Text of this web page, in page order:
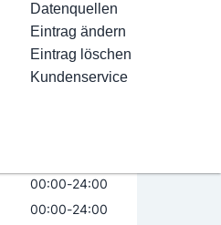
Terminbuchung
Kostenlose Beratung
Eintrag hinzufügen
Eintrag beanspruchen
Eintrag verwalten
Eintrag bewerben
Datenquellen
Eintrag ändern
Eintrag löschen
Kundenservice
Jetzt geöffnet
00:00-24:00
00:00-24:00